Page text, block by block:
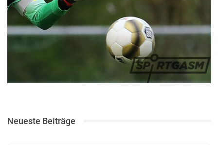
Neueste Beiträge